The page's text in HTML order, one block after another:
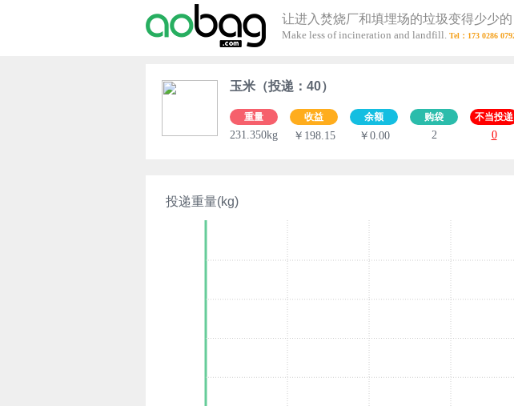
让进入焚烧厂和填埋场的垃圾变得少少的
Make less of incineration and landfill.
玉米（投递：40）
重量
231.350kg
收益
￥198.15
余额
￥0.00
购袋
2
不当投递
0
投递重量(kg)